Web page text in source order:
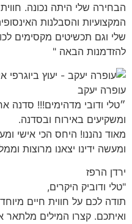
הבחירה שלי היתה נכונה.
המקצועיות והסבלנות
שלי וגם תכשיטים מקסימים
להזדמנות הבאה "
עופרה יעקב
״טלי ודובי מדהימים!!!
ומשקיעים באירוח ובסדנה.
מאוד נהננו! היחס הכי אישי
ומעשה ידינו יצאנו מרוצות
ירדן הרפז
"טלי ודוביק היקרים,
תודה לכם על חווית חיים
ואיתכם. קצרו המילים